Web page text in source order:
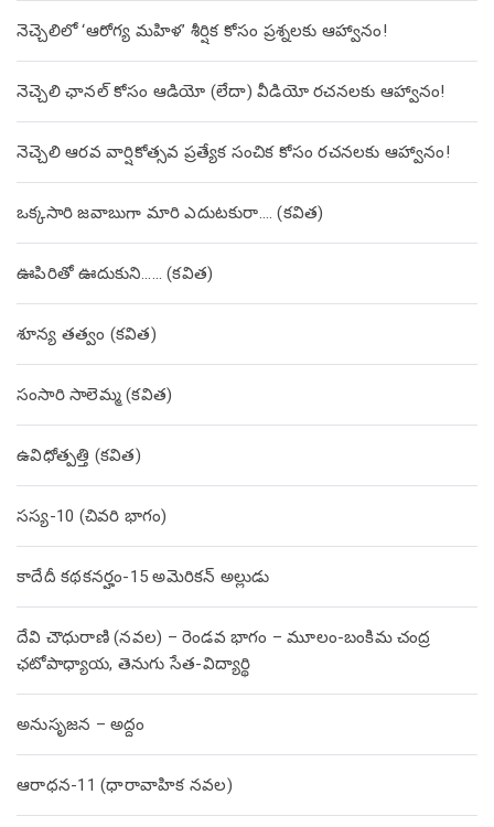
నెచ్చెలిలో ‘ఆరోగ్య మహిళ’ శీర్షిక కోసం ప్రశ్నలకు ఆహ్వానం!
నెచ్చెలి ఛానల్ కోసం ఆడియో (లేదా) వీడియో రచనలకు ఆహ్వానం!
నెచ్చెలి ఆరవ వార్షికోత్సవ ప్రత్యేక సంచిక కోసం రచనలకు ఆహ్వానం!
ఒక్కసారి జవాబుగా మారి ఎదుటకురా…. (కవిత)
ఊపిరితో ఊదుకుని…… (కవిత)
శూన్య తత్వం (కవిత)
సంసారి సాలెమ్మ (కవిత)
ఉవిధోత్పత్తి (కవిత)
సస్య-10 (చివరి భాగం)
కాదేదీ కథకనర్హం-15 అమెరికన్ అల్లుడు
దేవి చౌధురాణి (నవల) – రెండవ భాగం – మూలం-బంకిమ చంద్ర
ఛటోపాధ్యాయ, తెనుగు సేత-విద్యార్థి
అనుసృజన – అద్దం
ఆరాధన-11 (ధారావాహిక నవల)